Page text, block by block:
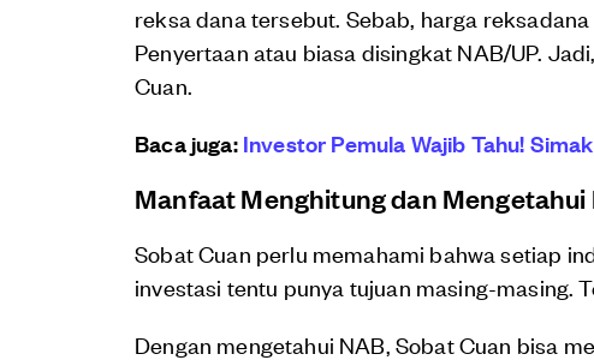
reksa dana tersebut. Sebab, harga
Penyertaan atau biasa disingkat NAB/UP.
Cuan.
Baca juga:Investor Pemula Wajib Tahu!
Manfaat Menghitung dan
Sobat Cuan perlu memahami bahwa setiap
investasi tentu punya tujuan masing-masing.
Dengan mengetahui NAB, Sobat Cuan bisa